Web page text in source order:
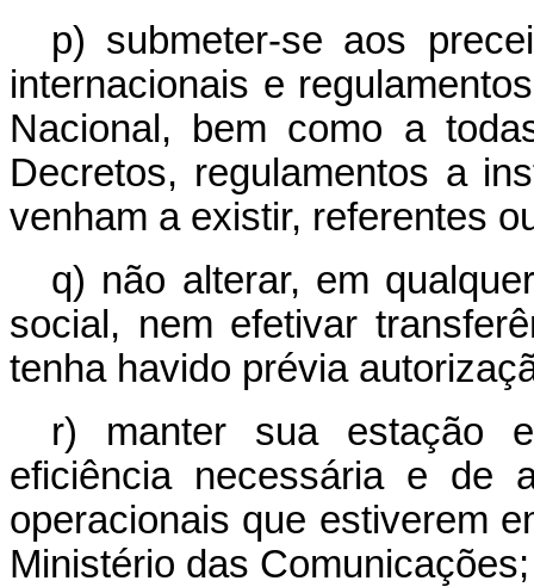
p) submeter-se aos
internacionais e
Nacional, bem como a
Decretos, regulamentos a
venham a existir, referentes
q) não alterar, em
social, nem efetivar
tenha havido prévia
r) manter sua estação
eficiência necessária e de
operacionais que estiverem
Ministério das Comunicações;